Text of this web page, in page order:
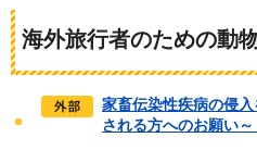
海外旅行者のための動
家畜伝染性疾病の侵
される方へのお願い～